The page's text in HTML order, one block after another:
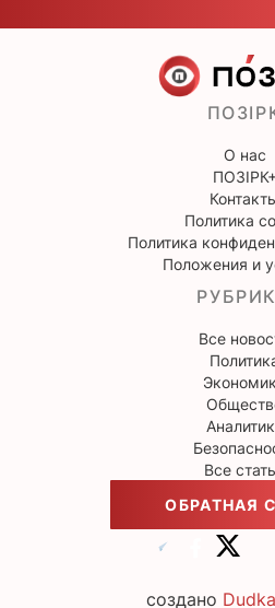
О нас
ПОЗІРК+
Политика
Политика
Положения и
Все
Все
ОБРАТНАЯ
создано